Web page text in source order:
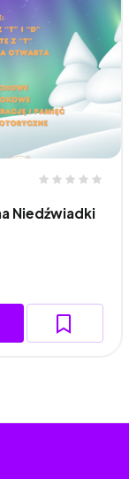
Niedźwiadki